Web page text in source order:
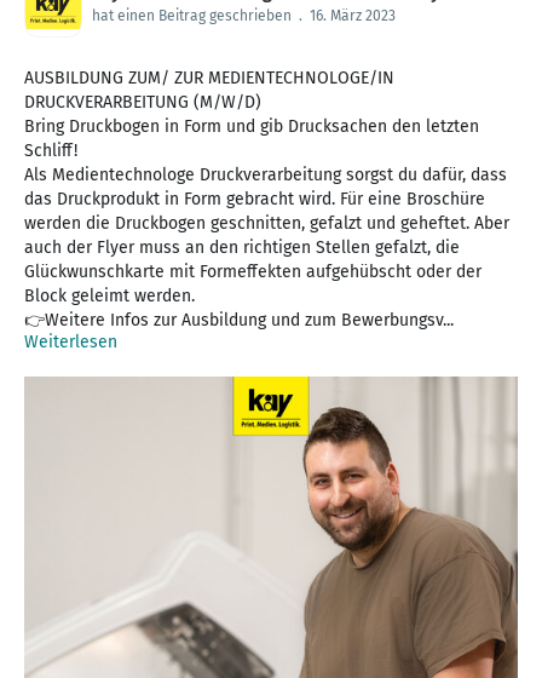
hat einen Beitrag geschrieben . 16. März 2023
AUSBILDUNG ZUM/ ZUR MEDIENTECHNOLOGE/IN
DRUCKVERARBEITUNG (M/W/D)
Bring Druckbogen in Form und gib Drucksachen den letzten
Schliff!
Als Medientechnologe Druckverarbeitung sorgst du dafür, dass
das Druckprodukt in Form gebracht wird. Für eine Broschüre
werden die Druckbogen geschnitten, gefalzt und geheftet. Aber
auch der Flyer muss an den richtigen Stellen gefalzt, die
Glückwunschkarte mit Formeffekten aufgehübscht oder der
Block geleimt werden.
👉Weitere Infos zur Ausbildung und zum Bewerbungsv...
Weiterlesen